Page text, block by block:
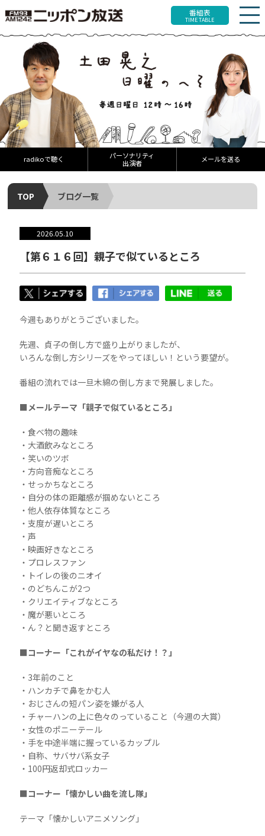
番組表
TIME TABLE
radikoで聴く
パーソナリティ
出演者
メールを送る
TOP ブログ一覧
2026.05.10
【第６１６回】親子で似ているところ
今週もありがとうございました。
先週、貞子の倒し方で盛り上がりましたが、
いろんな倒し方シリーズをやってほしい！という要望が。
番組の流れでは一旦木綿の倒し方まで発展しました。
■メールテーマ「親子で似ているところ」
・食べ物の趣味
・大酒飲みなところ
・笑いのツボ
・方向音痴なところ
・せっかちなところ
・自分の体の距離感が掴めないところ
・他人依存体質なところ
・支度が遅いところ
・声
・映画好きなところ
・プロレスファン
・トイレの後のニオイ
・のどちんこが2つ
・クリエイティブなところ
・魔が悪いところ
・ん？と聞き返すところ
■コーナー「これがイヤなの私だけ！？」
・3年前のこと
・ハンカチで鼻をかむ人
・おじさんの短パン姿を嫌がる人
・チャーハンの上に色々のっていること（今週の大賞）
・女性のポニーテール
・手を中途半端に握っているカップル
・自称、サバサバ系女子
・100円返却式ロッカー
■コーナー「懐かしい曲を流し隊」
テーマ「懐かしいアニメソング」